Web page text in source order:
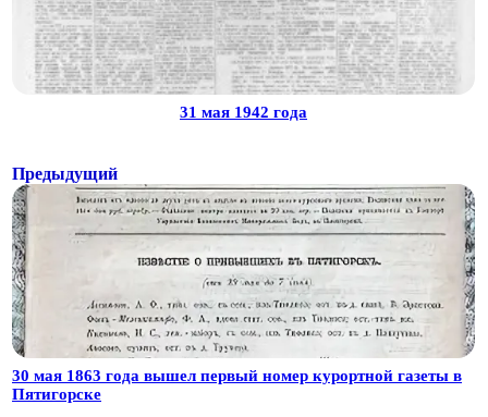
31 мая 1942 года
Предыдущий
30 мая 1863 года вышел первый номер курортной газеты в
Пятигорске